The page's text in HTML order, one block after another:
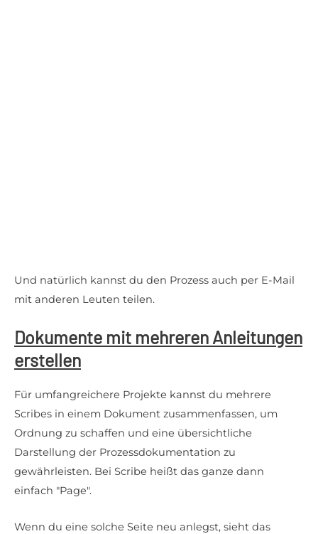
Und natürlich kannst du den Prozess auch per E-Mail
mit anderen Leuten teilen.
Dokumente mit mehreren Anleitungen
erstellen
Für umfangreichere Projekte kannst du mehrere
Scribes in einem Dokument zusammenfassen, um
Ordnung zu schaffen und eine übersichtliche
Darstellung der Prozessdokumentation zu
gewährleisten. Bei Scribe heißt das ganze dann
einfach "Page".
Wenn du eine solche Seite neu anlegst, sieht das